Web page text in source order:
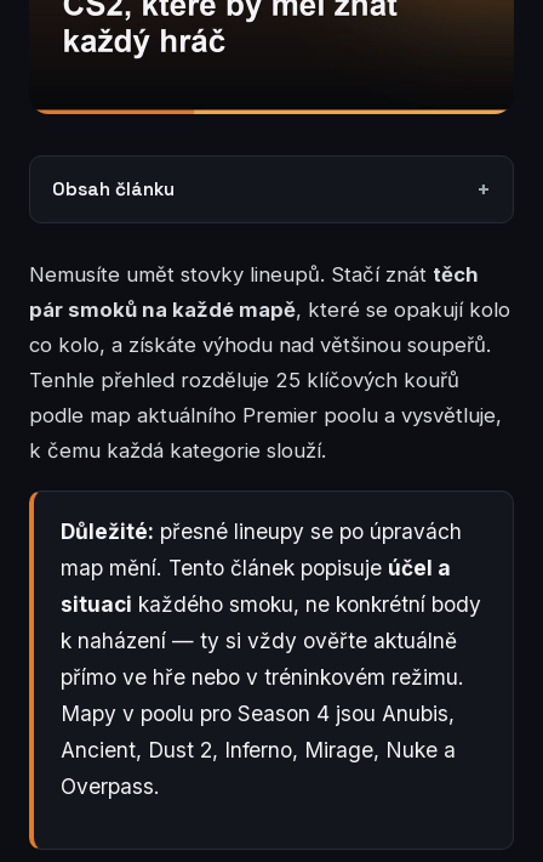
Obsah článku
Nemusíte umět stovky lineupů. Stačí znát těch
pár smoků na každé mapě, které se opakují kolo
co kolo, a získáte výhodu nad většinou soupeřů.
Tenhle přehled rozděluje 25 klíčových kouřů
podle map aktuálního Premier poolu a vysvětluje,
k čemu každá kategorie slouží.
Důležité: přesné lineupy se po úpravách
map mění. Tento článek popisuje účel a
situaci každého smoku, ne konkrétní body
k naházení — ty si vždy ověřte aktuálně
přímo ve hře nebo v tréninkovém režimu.
Mapy v poolu pro Season 4 jsou Anubis,
Ancient, Dust 2, Inferno, Mirage, Nuke a
Overpass.